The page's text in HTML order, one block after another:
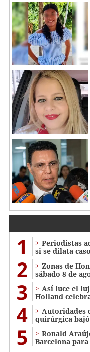
1
Periodistas
si se dilata
2
Zonas de
sábado 8 de
3
Así luce el
Holland
4
Autoridades
quirúrgica bajó
5
Ronald
Barcelona